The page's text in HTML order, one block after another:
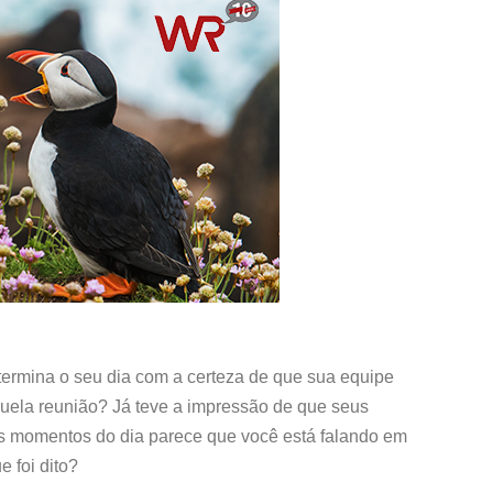
o seu dia com a certeza de que sua equipe
reunião? Já teve a impressão de que seus
do dia parece que você está falando em
foi dito?